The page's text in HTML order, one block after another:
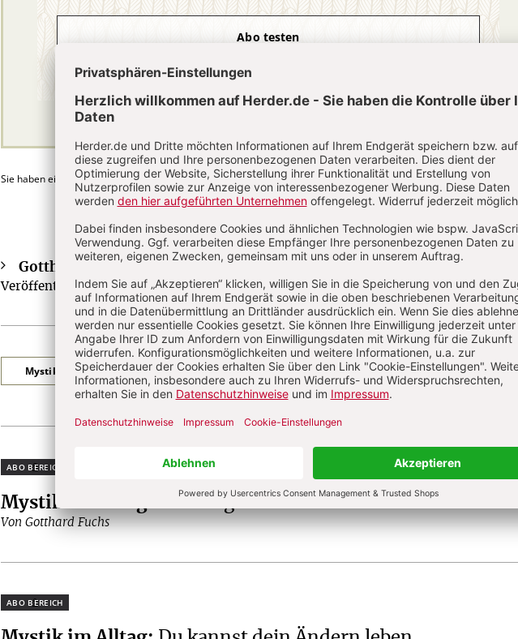
Abo testen
Sie haben ein Abonnement?Anmelden
Gotthard Fuchs
Veröffentlichungen zu Theologie, Spiritualität, Religionspädagogik.
Mystik im Alltag
Plus
Mystik im Alltag Frühlingserwachen
Von Gotthard Fuchs
Plus